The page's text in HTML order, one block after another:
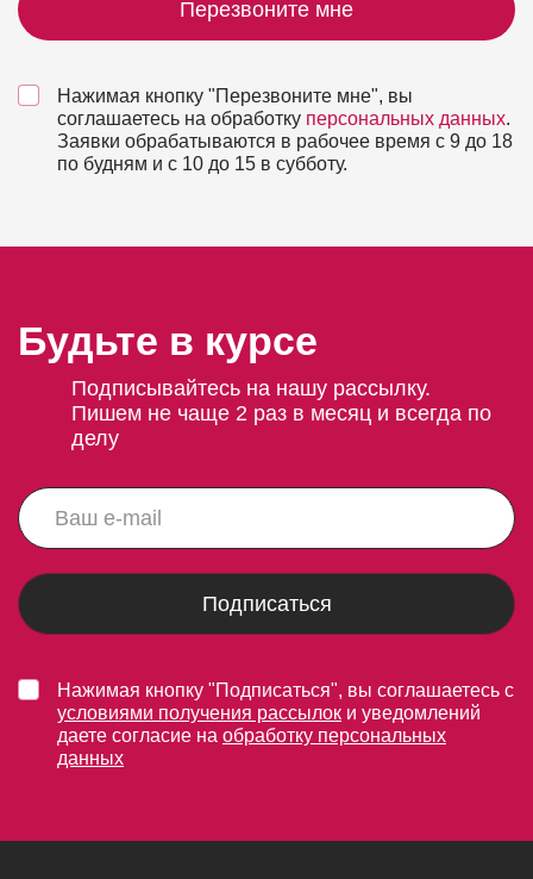
Перезвоните мне
Нажимая кнопку "Перезвоните мне", вы
соглашаетесь на обработку персональных данных.
Заявки обрабатываются в рабочее время с 9 до 18
по будням и с 10 до 15 в субботу.
Будьте в курсе
Подписывайтесь на нашу рассылку.
Пишем не чаще 2 раз в месяц и всегда по
делу
Подписаться
Нажимая кнопку "Подписаться", вы соглашаетесь с
условиями получения рассылок и уведомлений
даете согласие на обработку персональных
данных